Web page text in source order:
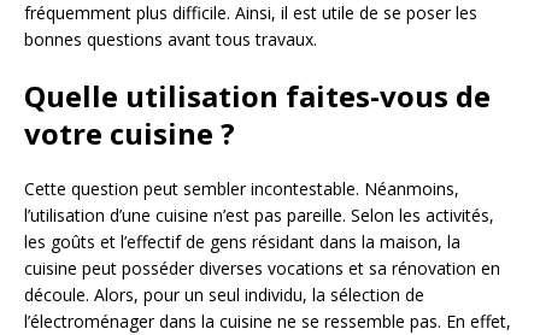
fréquemment plus difficile. Ainsi, il est utile de se poser les
bonnes questions avant tous travaux.
Quelle utilisation faites-vous de
votre cuisine ?
Cette question peut sembler incontestable. Néanmoins,
l’utilisation d’une cuisine n’est pas pareille. Selon les activités,
les goûts et l’effectif de gens résidant dans la maison, la
cuisine peut posséder diverses vocations et sa rénovation en
découle. Alors, pour un seul individu, la sélection de
l’électroménager dans la cuisine ne se ressemble pas. En effet,